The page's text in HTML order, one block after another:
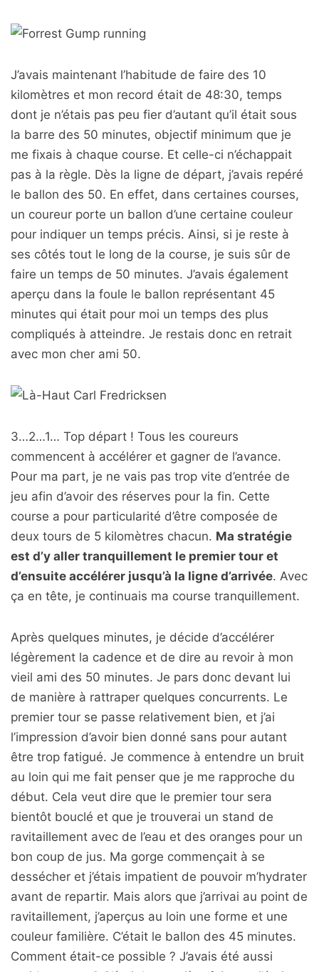
J’avais maintenant l’habitude de faire des 10
kilomètres et mon record était de 48:30, temps
dont je n’étais pas peu fier d’autant qu’il était sous
la barre des 50 minutes, objectif minimum que je
me fixais à chaque course. Et celle-ci n’échappait
pas à la règle. Dès la ligne de départ, j’avais repéré
le ballon des 50. En effet, dans certaines courses,
un coureur porte un ballon d’une certaine couleur
pour indiquer un temps précis. Ainsi, si je reste à
ses côtés tout le long de la course, je suis sûr de
faire un temps de 50 minutes. J’avais également
aperçu dans la foule le ballon représentant 45
minutes qui était pour moi un temps des plus
compliqués à atteindre. Je restais donc en retrait
avec mon cher ami 50.
3…2…1… Top départ ! Tous les coureurs
commencent à accélérer et gagner de l’avance.
Pour ma part, je ne vais pas trop vite d’entrée de
jeu afin d’avoir des réserves pour la fin. Cette
course a pour particularité d’être composée de
deux tours de 5 kilomètres chacun. Ma stratégie
est d’y aller tranquillement le premier tour et
d’ensuite accélérer jusqu’à la ligne d’arrivée. Avec
ça en tête, je continuais ma course tranquillement.
Après quelques minutes, je décide d’accélérer
légèrement la cadence et de dire au revoir à mon
vieil ami des 50 minutes. Je pars donc devant lui
de manière à rattraper quelques concurrents. Le
premier tour se passe relativement bien, et j’ai
l’impression d’avoir bien donné sans pour autant
être trop fatigué. Je commence à entendre un bruit
au loin qui me fait penser que je me rapproche du
début. Cela veut dire que le premier tour sera
bientôt bouclé et que je trouverai un stand de
ravitaillement avec de l’eau et des oranges pour un
bon coup de jus. Ma gorge commençait à se
dessécher et j’étais impatient de pouvoir m’hydrater
avant de repartir. Mais alors que j’arrivai au point de
ravitaillement, j’aperçus au loin une forme et une
couleur familière. C’était le ballon des 45 minutes.
Comment était-ce possible ? J’avais été aussi